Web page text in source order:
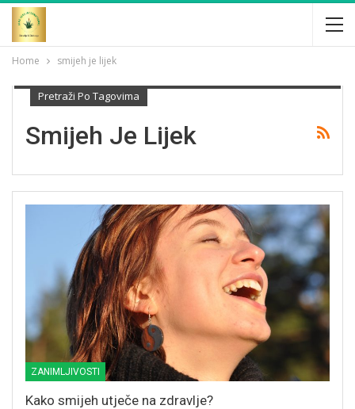
Home smijeh je lijek
Pretraži Po Tagovima
Smijeh Je Lijek
ZANIMLJIVOSTI
Kako smijeh utječe na zdravlje?